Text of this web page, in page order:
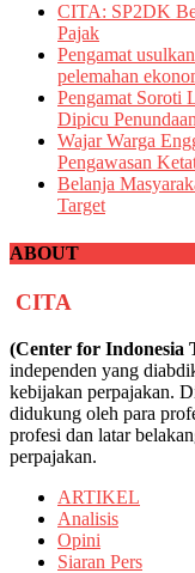
CITA: SP2DK
Pajak
Pengamat
pelemahan
Pengamat Soroti
Dipicu
Wajar Warga
Pengawasan
Belanja
Target
ABOUT
CITA
(Center for Indonesia
independen yang
kebijakan perpajakan.
didukung oleh para
profesi dan latar
perpajakan.
ARTIKEL
Analisis
Opini
Siaran Pers